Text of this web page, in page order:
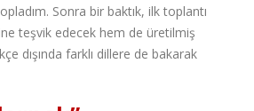
Sonra bir baktık, ilk toplantı
teşvik edecek hem de üretilmiş
dışında farklı dillere de bakarak